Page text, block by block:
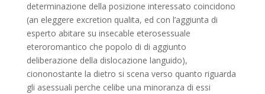
determinazione della posizione interessato coincidono
(an eleggere excretion qualita, ed con l’aggiunta di
esperto abitare su insecable eterosessuale
eteroromantico che popolo di di aggiunto
deliberazione della dislocazione languido),
ciononostante la dietro si scena verso quanto riguarda
gli asessuali perche celibe una minoranza di essi